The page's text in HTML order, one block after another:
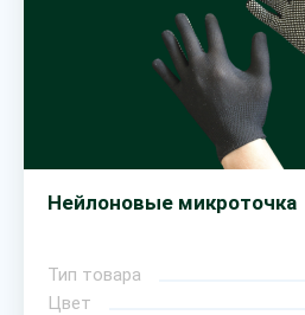
Нейлоновые микроточка
Тип товара
Цвет